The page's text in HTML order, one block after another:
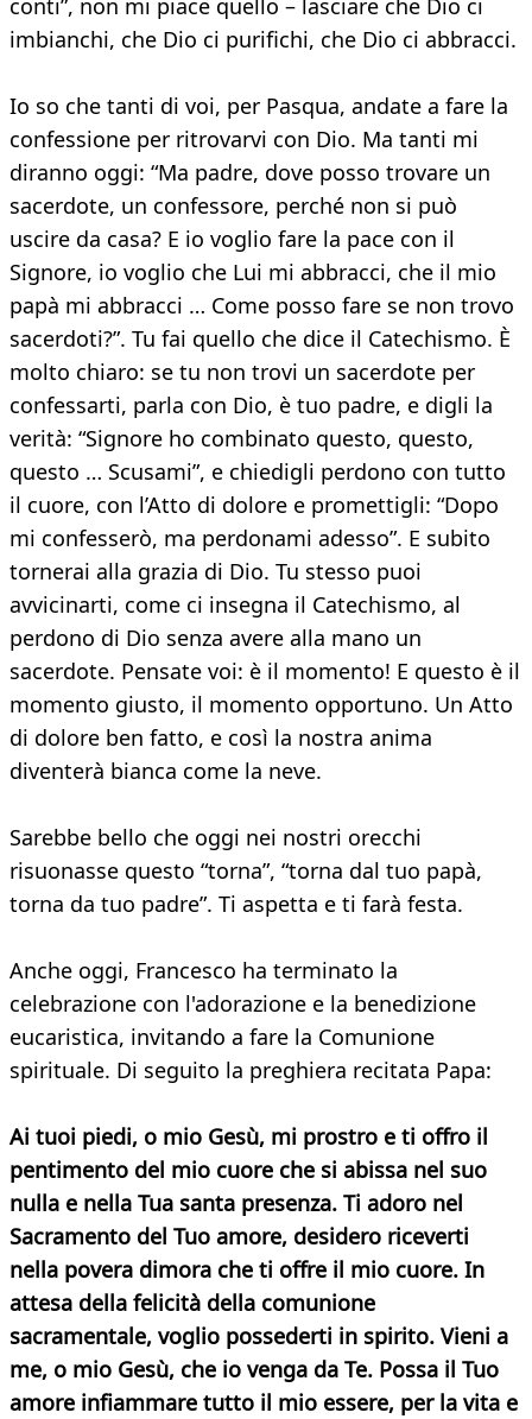
conti”, non mi piace quello – lasciare che Dio ci
imbianchi, che Dio ci purifichi, che Dio ci abbracci.
Io so che tanti di voi, per Pasqua, andate a fare la
confessione per ritrovarvi con Dio. Ma tanti mi
diranno oggi: “Ma padre, dove posso trovare un
sacerdote, un confessore, perché non si può
uscire da casa? E io voglio fare la pace con il
Signore, io voglio che Lui mi abbracci, che il mio
papà mi abbracci … Come posso fare se non trovo
sacerdoti?”. Tu fai quello che dice il Catechismo. È
molto chiaro: se tu non trovi un sacerdote per
confessarti, parla con Dio, è tuo padre, e digli la
verità: “Signore ho combinato questo, questo,
questo … Scusami”, e chiedigli perdono con tutto
il cuore, con l’Atto di dolore e promettigli: “Dopo
mi confesserò, ma perdonami adesso”. E subito
tornerai alla grazia di Dio. Tu stesso puoi
avvicinarti, come ci insegna il Catechismo, al
perdono di Dio senza avere alla mano un
sacerdote. Pensate voi: è il momento! E questo è il
momento giusto, il momento opportuno. Un Atto
di dolore ben fatto, e così la nostra anima
diventerà bianca come la neve.
Sarebbe bello che oggi nei nostri orecchi
risuonasse questo “torna”, “torna dal tuo papà,
torna da tuo padre”. Ti aspetta e ti farà festa.
Anche oggi, Francesco ha terminato la
celebrazione con l'adorazione e la benedizione
eucaristica, invitando a fare la Comunione
spirituale. Di seguito la preghiera recitata Papa:
Ai tuoi piedi, o mio Gesù, mi prostro e ti offro il
pentimento del mio cuore che si abissa nel suo
nulla e nella Tua santa presenza. Ti adoro nel
Sacramento del Tuo amore, desidero riceverti
nella povera dimora che ti offre il mio cuore. In
attesa della felicità della comunione
sacramentale, voglio possederti in spirito. Vieni a
me, o mio Gesù, che io venga da Te. Possa il Tuo
amore infiammare tutto il mio essere, per la vita e